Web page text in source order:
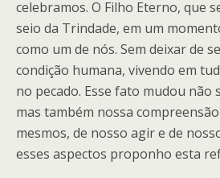
celebramos. O Filho Eterno, que
seio da Trindade, em um
como um de nós. Sem deixar de
condição humana, vivendo em
no pecado. Esse fato mudou não
mas também nossa
mesmos, de nosso agir e de
esses aspectos proponho esta